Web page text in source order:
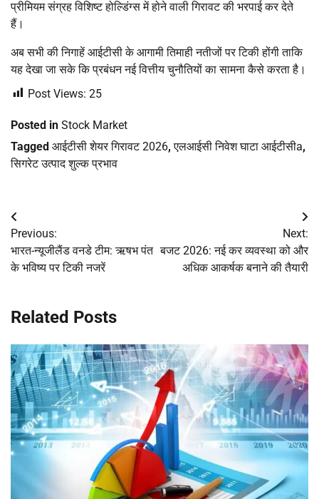
प्रीमियम संग्रह विशिष्ट होल्डिंग्स में होने वाली गिरावट की भरपाई कर देते
हैं।
अब सभी की निगाहें आईटीसी के आगामी तिमाही नतीजों पर टिकी होंगी ताकि
यह देखा जा सके कि प्रबंधन नई वित्तीय चुनौतियों का सामना कैसे करता है।
Post Views: 25
Posted in Stock Market
Tagged आईटीसी शेयर गिरावट 2026,एलआईसी निवेश घाटा आईटीसीa,
सिगरेट उत्पाद शुल्क प्रभाव
Post
navigation
Previous:
भारत-न्यूजीलैंड वनडे टीम: ऋषभ पंत
के भविष्य पर टिकी नजरें
Next:
बजट 2026: नई कर व्यवस्था को और
अधिक आकर्षक बनाने की तैयारी
Related Posts